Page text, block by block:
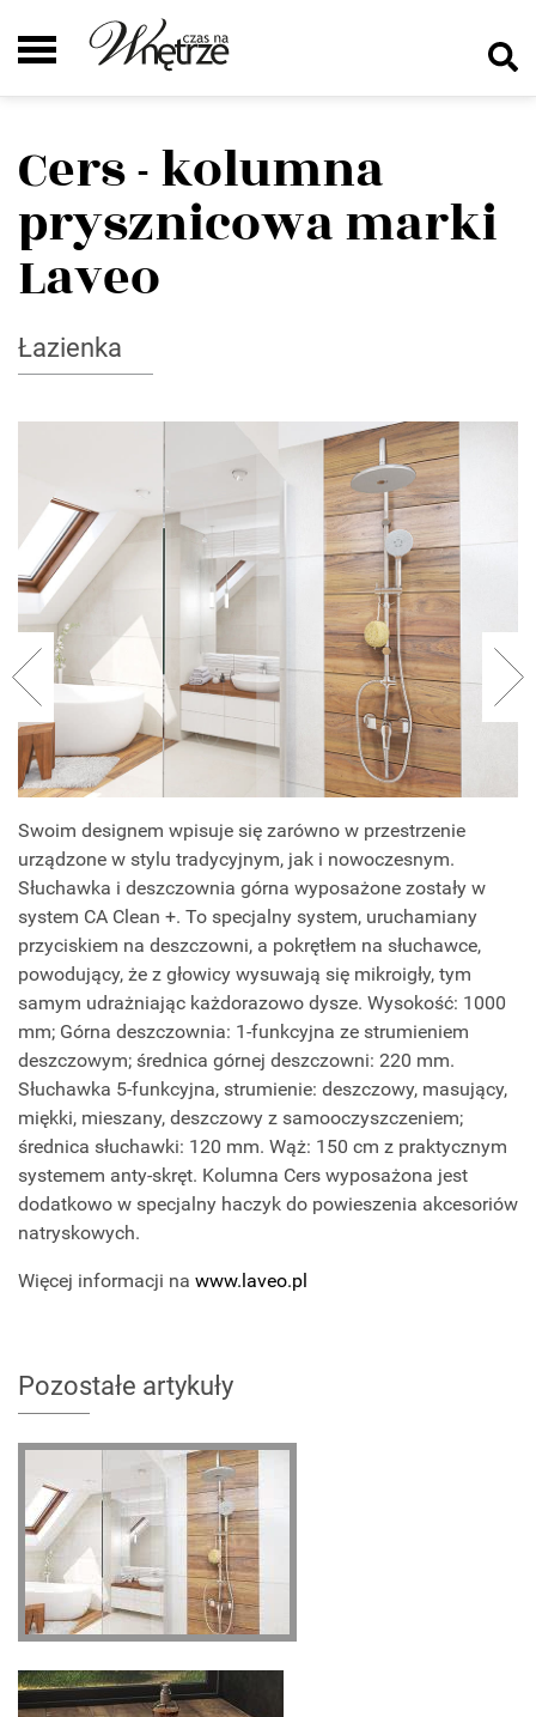
Cers - kolumna
prysznicowa marki
Laveo
Łazienka
Swoim designem wpisuje się zarówno w przestrzenie
urządzone w stylu tradycyjnym, jak i nowoczesnym.
Słuchawka i deszczownia górna wyposażone zostały w
system CA Clean +. To specjalny system, uruchamiany
przyciskiem na deszczowni, a pokrętłem na słuchawce,
powodujący, że z głowicy wysuwają się mikroigły, tym
samym udrażniając każdorazowo dysze. Wysokość: 1000
mm; Górna deszczownia: 1-funkcyjna ze strumieniem
deszczowym; średnica górnej deszczowni: 220 mm.
Słuchawka 5-funkcyjna, strumienie: deszczowy, masujący,
miękki, mieszany, deszczowy z samooczyszczeniem;
średnica słuchawki: 120 mm. Wąż: 150 cm z praktycznym
systemem anty-skręt. Kolumna Cers wyposażona jest
dodatkowo w specjalny haczyk do powieszenia akcesoriów
natryskowych.
Więcej informacji na www.laveo.pl
Pozostałe artykuły